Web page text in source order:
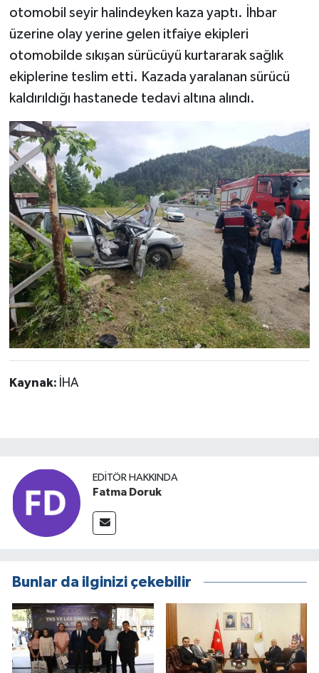
otomobil seyir halindeyken kaza yaptı. İhbar
üzerine olay yerine gelen itfaiye ekipleri
otomobilde sıkışan sürücüyü kurtararak sağlık
ekiplerine teslim etti. Kazada yaralanan sürücü
kaldırıldığı hastanede tedavi altına alındı.
Kaynak: İHA
EDITÖR HAKKINDA
Fatma Doruk
Bunlar da ilginizi çekebilir